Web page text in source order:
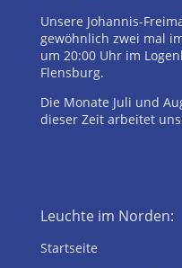
Unsere Johannis-
gewöhnlich zwei mal
um 20:00 Uhr im
Flensburg.
Die Monate Juli und
dieser Zeit arbeitet
Leuchte im Norden:
Startseite